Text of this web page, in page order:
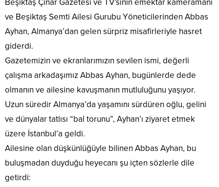
​Beşiktaş Çınar Gazetesi ve TV’sinin emektar kameramanı
ve Beşiktaş Semti Ailesi Gurubu Yöneticilerinden Abbas
Ayhan, Almanya’dan gelen sürpriz misafirleriyle hasret
giderdi.
​Gazetemizin ve ekranlarımızın sevilen ismi, değerli
çalışma arkadaşımız Abbas Ayhan, bugünlerde dede
olmanın ve ailesine kavuşmanın mutluluğunu yaşıyor.
Uzun süredir Almanya’da yaşamını sürdüren oğlu, gelini
ve dünyalar tatlısı “bal torunu”, Ayhan’ı ziyaret etmek
üzere İstanbul’a geldi.
​Ailesine olan düşkünlüğüyle bilinen Abbas Ayhan, bu
buluşmadan duyduğu heyecanı şu içten sözlerle dile
getirdi: